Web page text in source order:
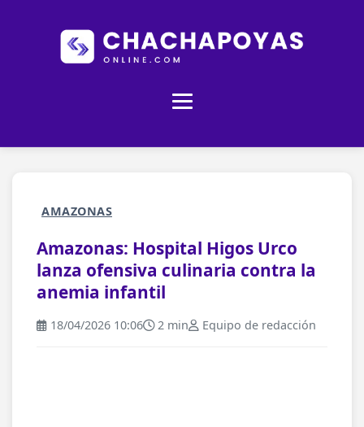
AMAZONAS
Amazonas: Hospital Higos Urco
lanza ofensiva culinaria contra la
anemia infantil
18/04/2026 10:06 2 min Equipo de redacción